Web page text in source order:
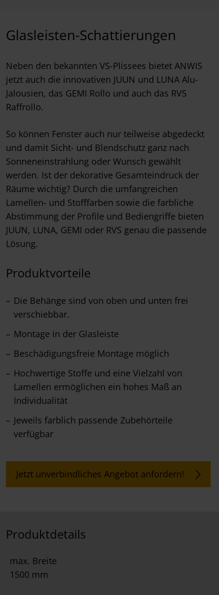
Glasleisten-Schattierungen
Neben den bekannten VS-Plissees bietet ANWIS
jetzt auch die innovativen JUUN und LUNA Alu-
Jalousien, das GEMI Rollo und auch das RVS
Raffrollo.
So können Fenster auch nur teilweise abgedeckt
und damit Sicht- und Blendschutz ganz nach
Sonneneinstrahlung oder Wunsch gewählt
werden. Ist der dekorative Gesamteindruck der
Räume wichtig? Durch die umfangreichen
Lamellen- und Stofffarben sowie die farbliche
Abstimmung der Profile und Bediengriffe bieten
JUUN, LUNA, GEMI oder RVS genau die passende
Lösung.
Produktvorteile
Die Behänge sind von oben und unten frei
verschiebbar.
Montage in der Glasleiste
Beschädigungsfreie Montage möglich
Hochwertige Stoffe und eine Vielzahl von
Lamellen ermöglichen ein hohes Maß an
Individualität
Jeweils farblich passende Zubehörteile
verfügbar
Jetzt unverbindliches Angebot anfordern!
Produktdetails
max. Breite
1500 mm